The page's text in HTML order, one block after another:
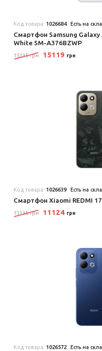
Код товара: 1026684 Есть на
Смартфон Samsung Galaxy
White SM-A376BZWP
15135 грн 15119 грн
Код товара: 1026639 Есть на
Смартфон Xiaomi REDMI
11136 грн 11124 грн
Код товара: 1026572 Есть на